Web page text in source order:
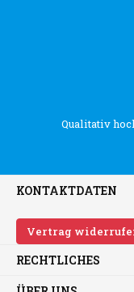
Qualitativ
KONTAKTDATEN
Vertrag
RECHTLICHES